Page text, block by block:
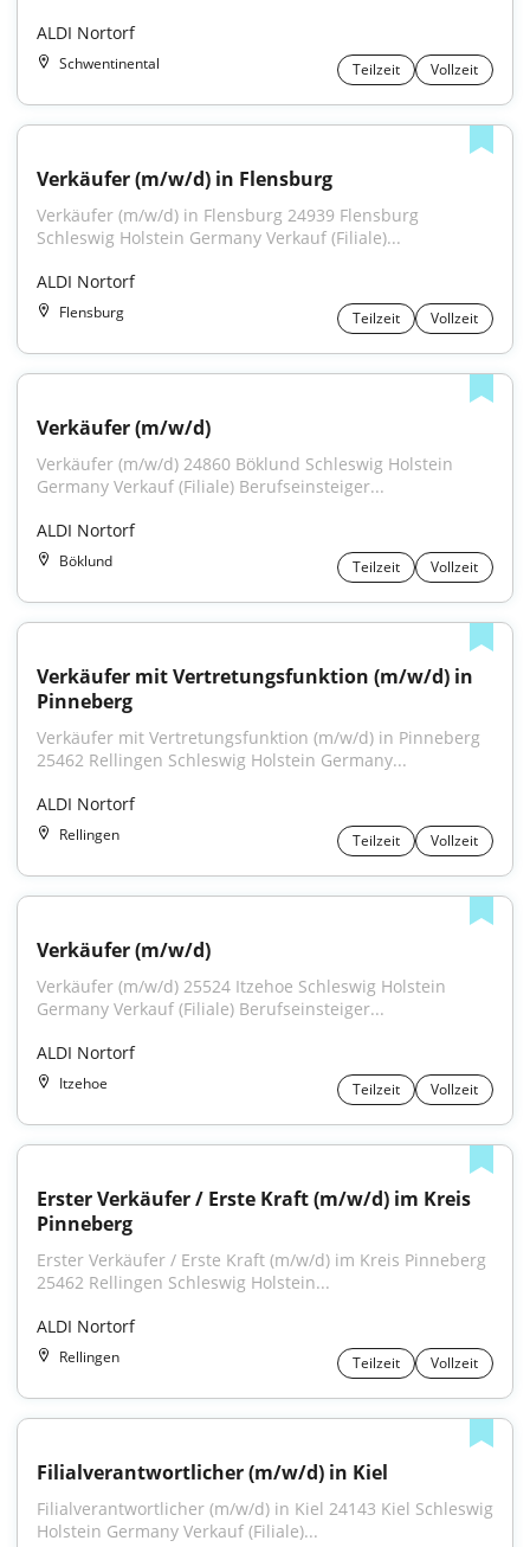
ALDI Nortorf
Schwentinental Teilzeit Vollzeit
Verkäufer (m/w/d) in Flensburg
Verkäufer (m/w/d) in Flensburg 24939 Flensburg
Schleswig Holstein Germany Verkauf (Filiale)...
ALDI Nortorf
Flensburg Teilzeit Vollzeit
Verkäufer (m/w/d)
Verkäufer (m/w/d) 24860 Böklund Schleswig Holstein
Germany Verkauf (Filiale) Berufseinsteiger...
ALDI Nortorf
Böklund Teilzeit Vollzeit
Verkäufer mit Vertretungsfunktion (m/w/d) in
Pinneberg
Verkäufer mit Vertretungsfunktion (m/w/d) in Pinneberg
25462 Rellingen Schleswig Holstein Germany...
ALDI Nortorf
Rellingen Teilzeit Vollzeit
Verkäufer (m/w/d)
Verkäufer (m/w/d) 25524 Itzehoe Schleswig Holstein
Germany Verkauf (Filiale) Berufseinsteiger...
ALDI Nortorf
Itzehoe Teilzeit Vollzeit
Erster Verkäufer / Erste Kraft (m/w/d) im Kreis
Pinneberg
Erster Verkäufer / Erste Kraft (m/w/d) im Kreis Pinneberg
25462 Rellingen Schleswig Holstein...
ALDI Nortorf
Rellingen Teilzeit Vollzeit
Filialverantwortlicher (m/w/d) in Kiel
Filialverantwortlicher (m/w/d) in Kiel 24143 Kiel Schleswig
Holstein Germany Verkauf (Filiale)...